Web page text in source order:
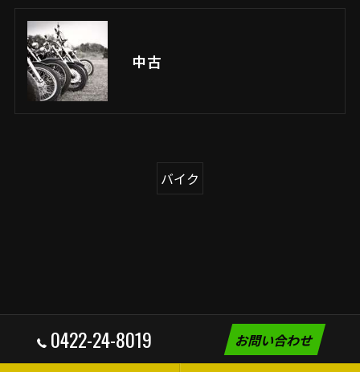
中古
バイク
0422-24-8019 お問い合わせ